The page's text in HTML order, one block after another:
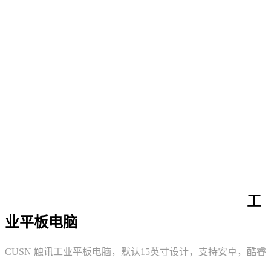
工
业平板电脑
CUSN 触讯工业平板电脑，默认15英寸设计，支持安卓，酷睿